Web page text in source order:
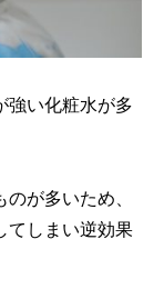
強い化粧水が多
が多いため、
てしまい逆効果